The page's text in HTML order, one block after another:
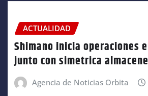
ACTUALIDAD
Shimano inicia operaciones
junto con simetrica
Agencia de Noticias Orbita